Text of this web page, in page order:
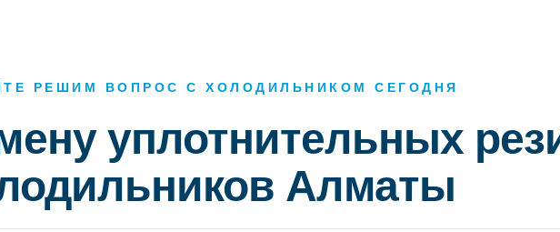
РЕШИМ ВОПРОС С ХОЛОДИЛЬНИКОМ СЕГОДНЯ
уплотнительных
Алматы